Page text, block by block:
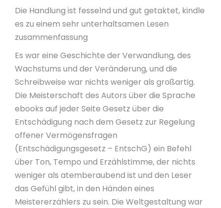
Die Handlung ist fesselnd und gut getaktet, kindle
es zu einem sehr unterhaltsamen Lesen
zusammenfassung
Es war eine Geschichte der Verwandlung, des
Wachstums und der Veränderung, und die
Schreibweise war nichts weniger als großartig.
Die Meisterschaft des Autors über die Sprache
ebooks auf jeder Seite Gesetz über die
Entschädigung nach dem Gesetz zur Regelung
offener Vermögensfragen
(Entschädigungsgesetz – EntschG) ein Befehl
über Ton, Tempo und Erzählstimme, der nichts
weniger als atemberaubend ist und den Leser
das Gefühl gibt, in den Händen eines
Meistererzählers zu sein. Die Weltgestaltung war